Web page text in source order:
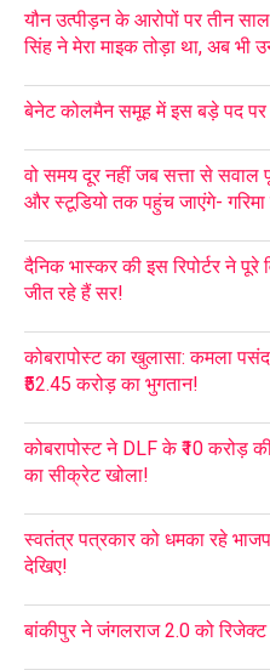
यौन उत्पीड़न के आरोपों पर तीन
सिंह ने मेरा माइक तोड़ा था, अब भी
बेनेट कोलमैन समूह में इस बड़े पद पर
वो समय दूर नहीं जब सत्ता से सवाल
और स्टूडियो तक पहुंच जाएंगे- गरिमा
दैनिक भास्कर की इस रिपोर्टर ने
जीत रहे हैं सर!
कोबरापोस्ट का खुलासा: कमला
₹52.45 करोड़ का भुगतान!
कोबरापोस्ट ने DLF के ₹10 करोड़
का सीक्रेट खोला!
स्वतंत्र पत्रकार को धमका रहे
देखिए!
बांकीपुर ने जंगलराज 2.0 को रिजेक्ट